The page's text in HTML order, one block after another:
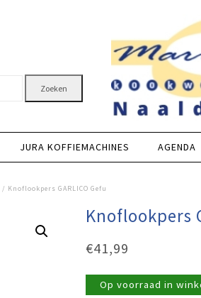
Zoeken
JURA KOFFIEMACHINES AGENDA
/ Knoflookpers GARLICO Gefu
Knoflookpers
€41,99
Op voorraad in